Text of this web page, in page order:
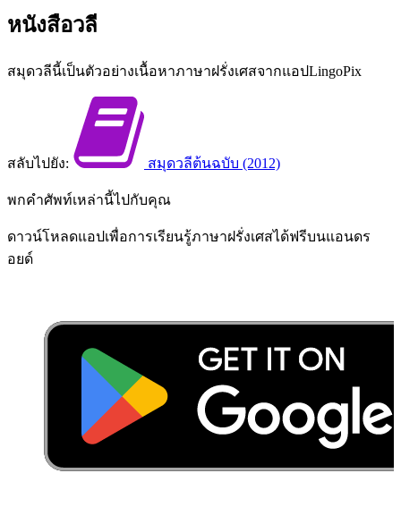
หนังสือวลี
สมุด​วลี​นี้​เป็น​ตัวอย่าง​เนื้อหา​ภาษา​ฝรั่งเศส​จาก​แอป​LingoPix
สลับ​ไปยัง: สมุด​วลี​ต้นฉบับ (2012)
พก​คำศัพท์​เหล่านี้​ไป​กับ​คุณ
ดาวน์โหลด​แอป​เพื่อ​การ​เรียนรู้​ภาษา​ฝรั่งเศส​ได้​ฟรี​บน​แอนดร
อยด์